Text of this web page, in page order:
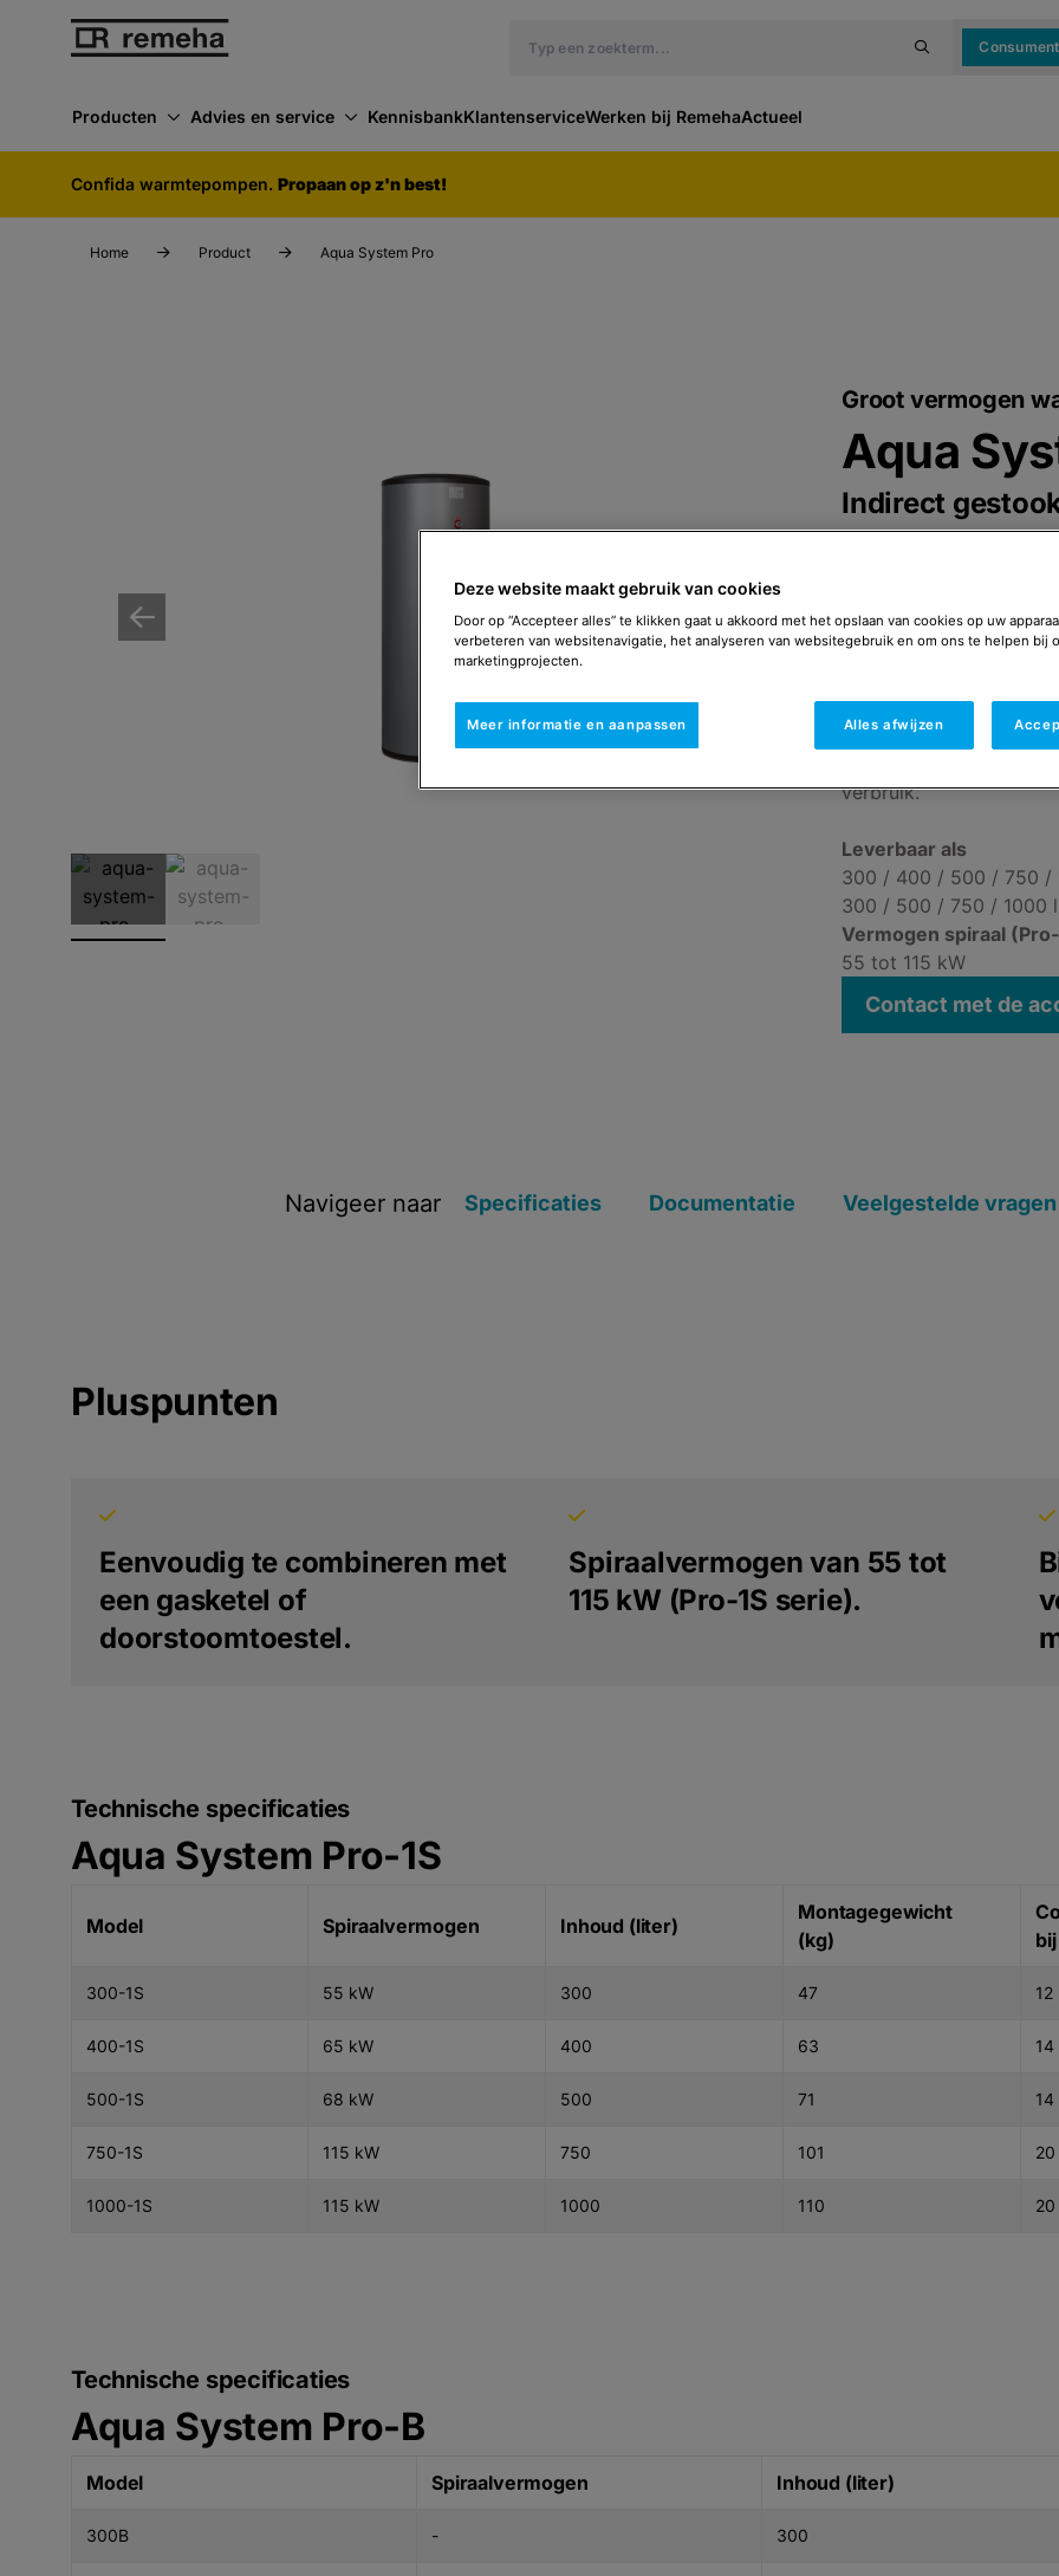
Consument
Producten Advies en service KennisbankKlantenserviceWerken bij RemehaActueel
Confida warmtepompen. Propaan op z'n best!
Home Product Aqua System Pro
Groot vermogen
Aqua
Indirect
De Remeha Aqua
waarmee de tanks
verwarmingsbron
Deze indirect
volledig van
verbruik.
Leverbaar als
300 / 400 / 500 / 750 /
300 / 500 / 750 / 1000
Vermogen spiraal
55 tot 115 kW
Contact met de
Navigeer naar Specificaties Documentatie Veelgestelde vragen
Pluspunten
Eenvoudig te combineren met
een gasketel of
doorstoomtoestel.
Spiraalvermogen van 55 tot
115 kW (Pro-1S serie).
Technische specificaties
Aqua System Pro-1S
Model Spiraalvermogen Inhoud (liter)
Montagegewicht
(kg)
300-1S 55 kW 300 47 12
400-1S 65 kW 400 63 14
500-1S 68 kW 500 71 14
750-1S 115 kW 750 101 20
1000-1S 115 kW 1000 110 20
Technische specificaties
Aqua System Pro-B
Model Spiraalvermogen Inhoud (liter)
300B - 300
Deze website maakt gebruik van cookies
Door op “Accepteer alles” te klikken gaat u akkoord met het opslaan van cookies op uw
verbeteren van websitenavigatie, het analyseren van websitegebruik en om ons te helpen bij
marketingprojecten.
Meer informatie en aanpassen Alles afwijzen